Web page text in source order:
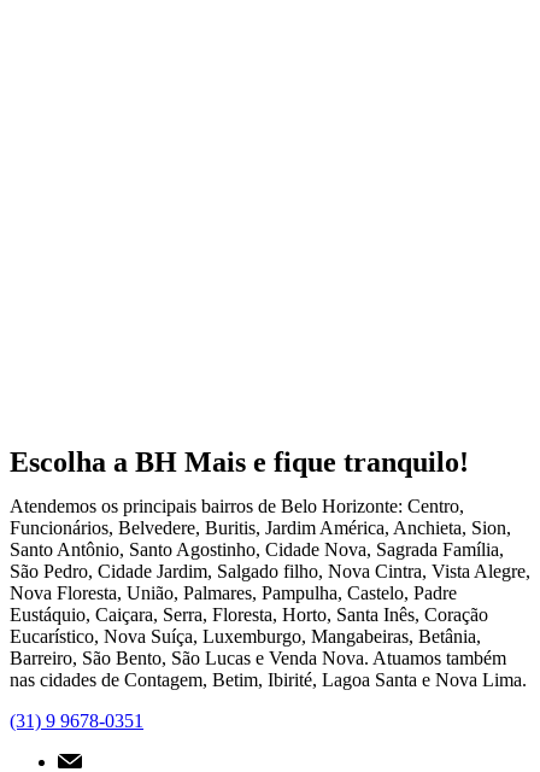
Escolha a BH Mais e fique tranquilo!
Atendemos os principais bairros de Belo Horizonte: Centro,
Funcionários, Belvedere, Buritis, Jardim América, Anchieta, Sion,
Santo Antônio, Santo Agostinho, Cidade Nova, Sagrada Família,
São Pedro, Cidade Jardim, Salgado filho, Nova Cintra, Vista Alegre,
Nova Floresta, União, Palmares, Pampulha, Castelo, Padre
Eustáquio, Caiçara, Serra, Floresta, Horto, Santa Inês, Coração
Eucarístico, Nova Suíça, Luxemburgo, Mangabeiras, Betânia,
Barreiro, São Bento, São Lucas e Venda Nova. Atuamos também
nas cidades de Contagem, Betim, Ibirité, Lagoa Santa e Nova Lima.
(31) 9 9678-0351